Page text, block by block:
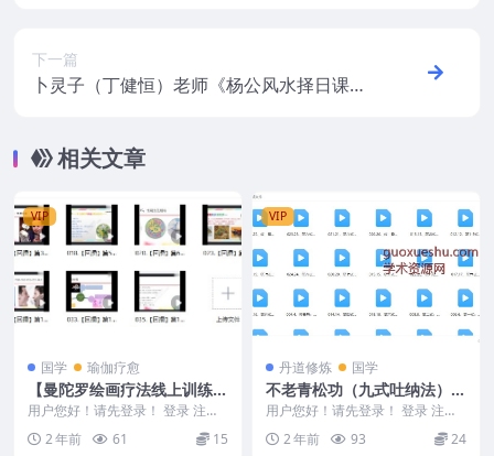
下一篇
卜灵子（丁健恒）老师《杨公风水择日课》
相关文章
VIP
国学 瑜伽疗愈
【曼陀罗绘画疗法线上训练营
16讲】
用户您好！请先登录！ 登录 注册
【曼陀罗绘画疗法线上训练营16
讲】 24107...
2 年前 61 15
VIP
丹道修炼 国学
不老青松功（九式吐纳法）武
当极品，内养之珍●岳武亲传
用户您好！请先登录！ 登录 注册
不老青松功（九式吐纳法）武当极
品，内养之珍●岳...
2 年前 93 24